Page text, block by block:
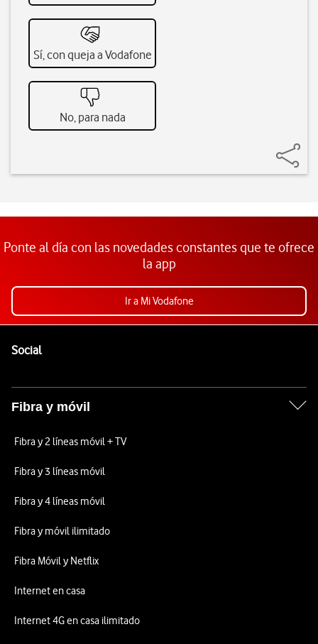
Sí, con queja a Vodafone
No, para nada
Ponte al día con las novedades constantes que te ofrece
la app
Ir a Mi Vodafone
SocialEnlaces a las redes sociales de Vodafone
Fibra y móvil
Fibra y 2 líneas móvil + TV
Fibra y 3 líneas móvil
Fibra y 4 líneas móvil
Fibra y móvil ilimitado
Fibra Móvil y Netflix
Internet en casa
Internet 4G en casa ilimitado